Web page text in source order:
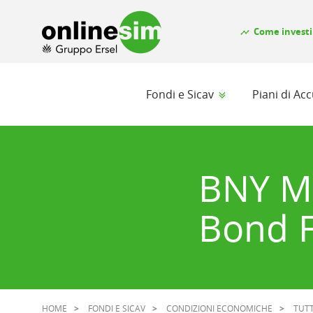
timeline Come
Fondi e Sicav Piani di
BNY
Bond
HOME FONDI E SICAV CONDIZIONI ECONOMICHE